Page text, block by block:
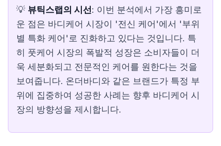
💡 뷰틱스랩의 시선 : 이번 분석에서 가장 흥미로
운 점은 바디케어 시장이 '전신 케어'에서 '부위
별 특화 케어'로 진화하고 있다는 것입니다. 특
히 풋케어 시장의 폭발적 성장은 소비자들이 더
욱 세분화되고 전문적인 케어를 원한다는 것을
보여줍니다. 온더바디와 같은 브랜드가 특정 부
위에 집중하여 성공한 사례는 향후 바디케어 시
장의 방향성을 제시합니다.